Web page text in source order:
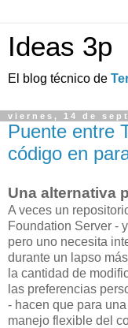
Ideas 3p
El blog técnico de
viernes, 14 de
Puente entre
código en
Una alternativa
A veces un
Foundation Server -
pero uno necesita
durante un lapso
la cantidad de
las preferencias
- hacen que para
manejo flexible del